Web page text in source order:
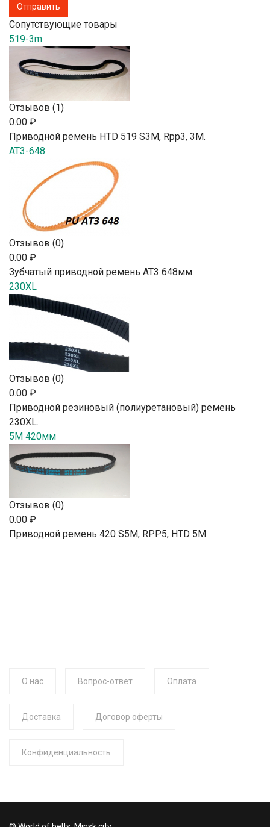
Сопутствующие товары
519-3m
Отзывов (1)
0.00 ₽
Приводной ремень HTD 519 S3M, Rpp3, 3М.
AT3-648
Отзывов (0)
0.00 ₽
Зубчатый приводной ремень AT3 648мм
230XL
Отзывов (0)
0.00 ₽
Приводной резиновый (полиуретановый) ремень
230XL.
5M 420мм
Отзывов (0)
0.00 ₽
Приводной ремень 420 S5M, RPP5, HTD 5М.
О нас Вопрос-ответ Оплата
Доставка Договор оферты
Конфиденциальность